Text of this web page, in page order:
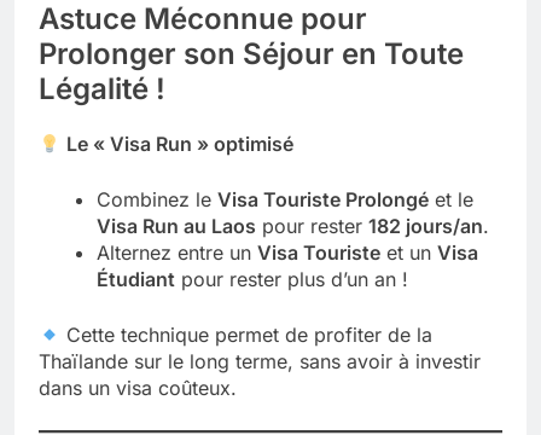
Astuce Méconnue pour
Prolonger son Séjour en Toute
Légalité !
Le « Visa Run » optimisé
Combinez le Visa Touriste Prolongé et le
Visa Run au Laos pour rester 182 jours/an.
Alternez entre un Visa Touriste et un Visa
Étudiant pour rester plus d’un an !
Cette technique permet de profiter de la
Thaïlande sur le long terme, sans avoir à investir
dans un visa coûteux.